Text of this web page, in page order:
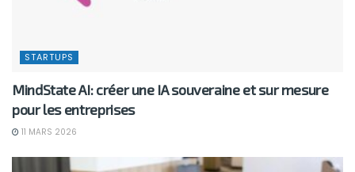
STARTUPS
MindState AI: créer une IA souveraine et sur mesure
pour les entreprises
11 MARS 2026